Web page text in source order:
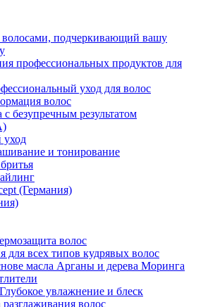
волосами, подчеркивающий вашу
профессиональных продуктов для
уход для волос
волос
с безупречным результатом
уход
и тонирование
(Германия)
волос
для всех типов кудрявых волос
масла Арганы и дерева Моринга
увлажнение и блеск
волос